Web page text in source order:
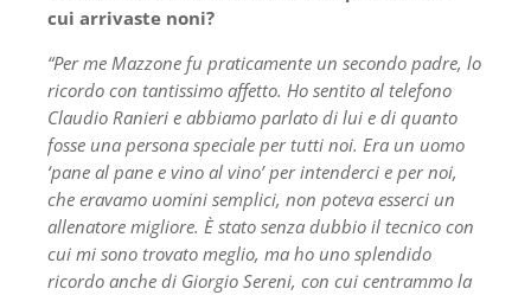
cui arrivaste noni?
“Per me Mazzone fu praticamente un secondo padre, lo
ricordo con tantissimo affetto. Ho sentito al telefono
Claudio Ranieri e abbiamo parlato di lui e di quanto
fosse una persona speciale per tutti noi. Era un uomo
‘pane al pane e vino al vino’ per intenderci e per noi,
che eravamo uomini semplici, non poteva esserci un
allenatore migliore. È stato senza dubbio il tecnico con
cui mi sono trovato meglio, ma ho uno splendido
ricordo anche di Giorgio Sereni, con cui centrammo la